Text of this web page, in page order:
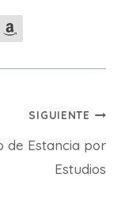
SIGUIENTE
de Estancia por
Estudios